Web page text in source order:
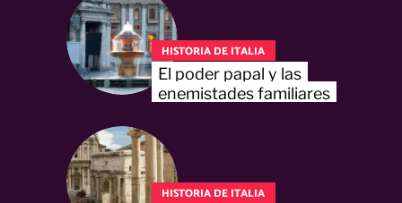
HISTORIA DE ITALIA
El poder papal y las
enemistades familiares
HISTORIA DE ITALIA